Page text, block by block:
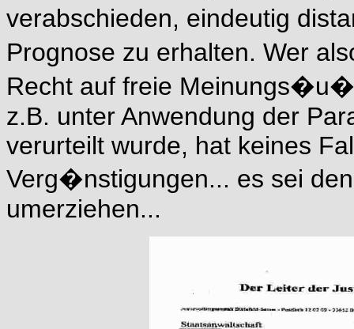
verabschieden, eindeutig
Prognose zu erhalten. Wer
Recht auf freie
z.B. unter Anwendung der
verurteilt wurde, hat keines
Verg�nstigungen... es sei
umerziehen...